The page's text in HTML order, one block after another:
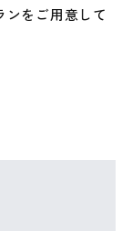
をご用意して